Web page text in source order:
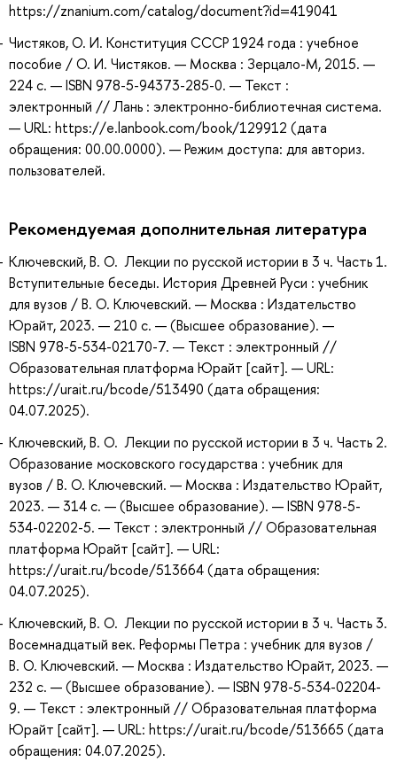
https://znanium.com/catalog/document?id=419041
Чистяков, О. И. Конституция CCСР 1924 года : учебное
пособие / О. И. Чистяков. — Москва : Зерцало-М, 2015. —
224 с. — ISBN 978-5-94373-285-0. — Текст :
электронный // Лань : электронно-библиотечная система.
— URL: https://e.lanbook.com/book/129912 (дата
обращения: 00.00.0000). — Режим доступа: для авториз.
пользователей.
Рекомендуемая дополнительная литература
Ключевский, В. О. Лекции по русской истории в 3 ч. Часть 1.
Вступительные беседы. История Древней Руси : учебник
для вузов / В. О. Ключевский. — Москва : Издательство
Юрайт, 2023. — 210 с. — (Высшее образование). —
ISBN 978-5-534-02170-7. — Текст : электронный //
Образовательная платформа Юрайт [сайт]. — URL:
https://urait.ru/bcode/513490 (дата обращения:
04.07.2025).
Ключевский, В. О. Лекции по русской истории в 3 ч. Часть 2.
Образование московского государства : учебник для
вузов / В. О. Ключевский. — Москва : Издательство Юрайт,
2023. — 314 с. — (Высшее образование). — ISBN 978-5-
534-02202-5. — Текст : электронный // Образовательная
платформа Юрайт [сайт]. — URL:
https://urait.ru/bcode/513664 (дата обращения:
04.07.2025).
Ключевский, В. О. Лекции по русской истории в 3 ч. Часть 3.
Восемнадцатый век. Реформы Петра : учебник для вузов /
В. О. Ключевский. — Москва : Издательство Юрайт, 2023. —
232 с. — (Высшее образование). — ISBN 978-5-534-02204-
9. — Текст : электронный // Образовательная платформа
Юрайт [сайт]. — URL: https://urait.ru/bcode/513665 (дата
обращения: 04.07.2025).